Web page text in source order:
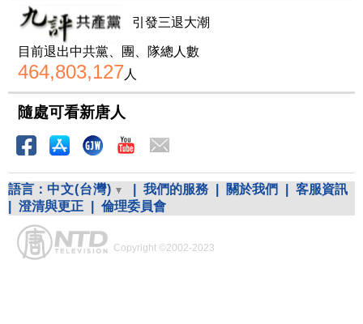
引發三退大潮
目前退出中共黨、團、隊總人數
464,803,127人
隨處可看新唐人
語言： 中文(台灣) 我們的服務 關於我們
客服資訊
澄清與更正 倫理委員會
Copyright ©2002-2023